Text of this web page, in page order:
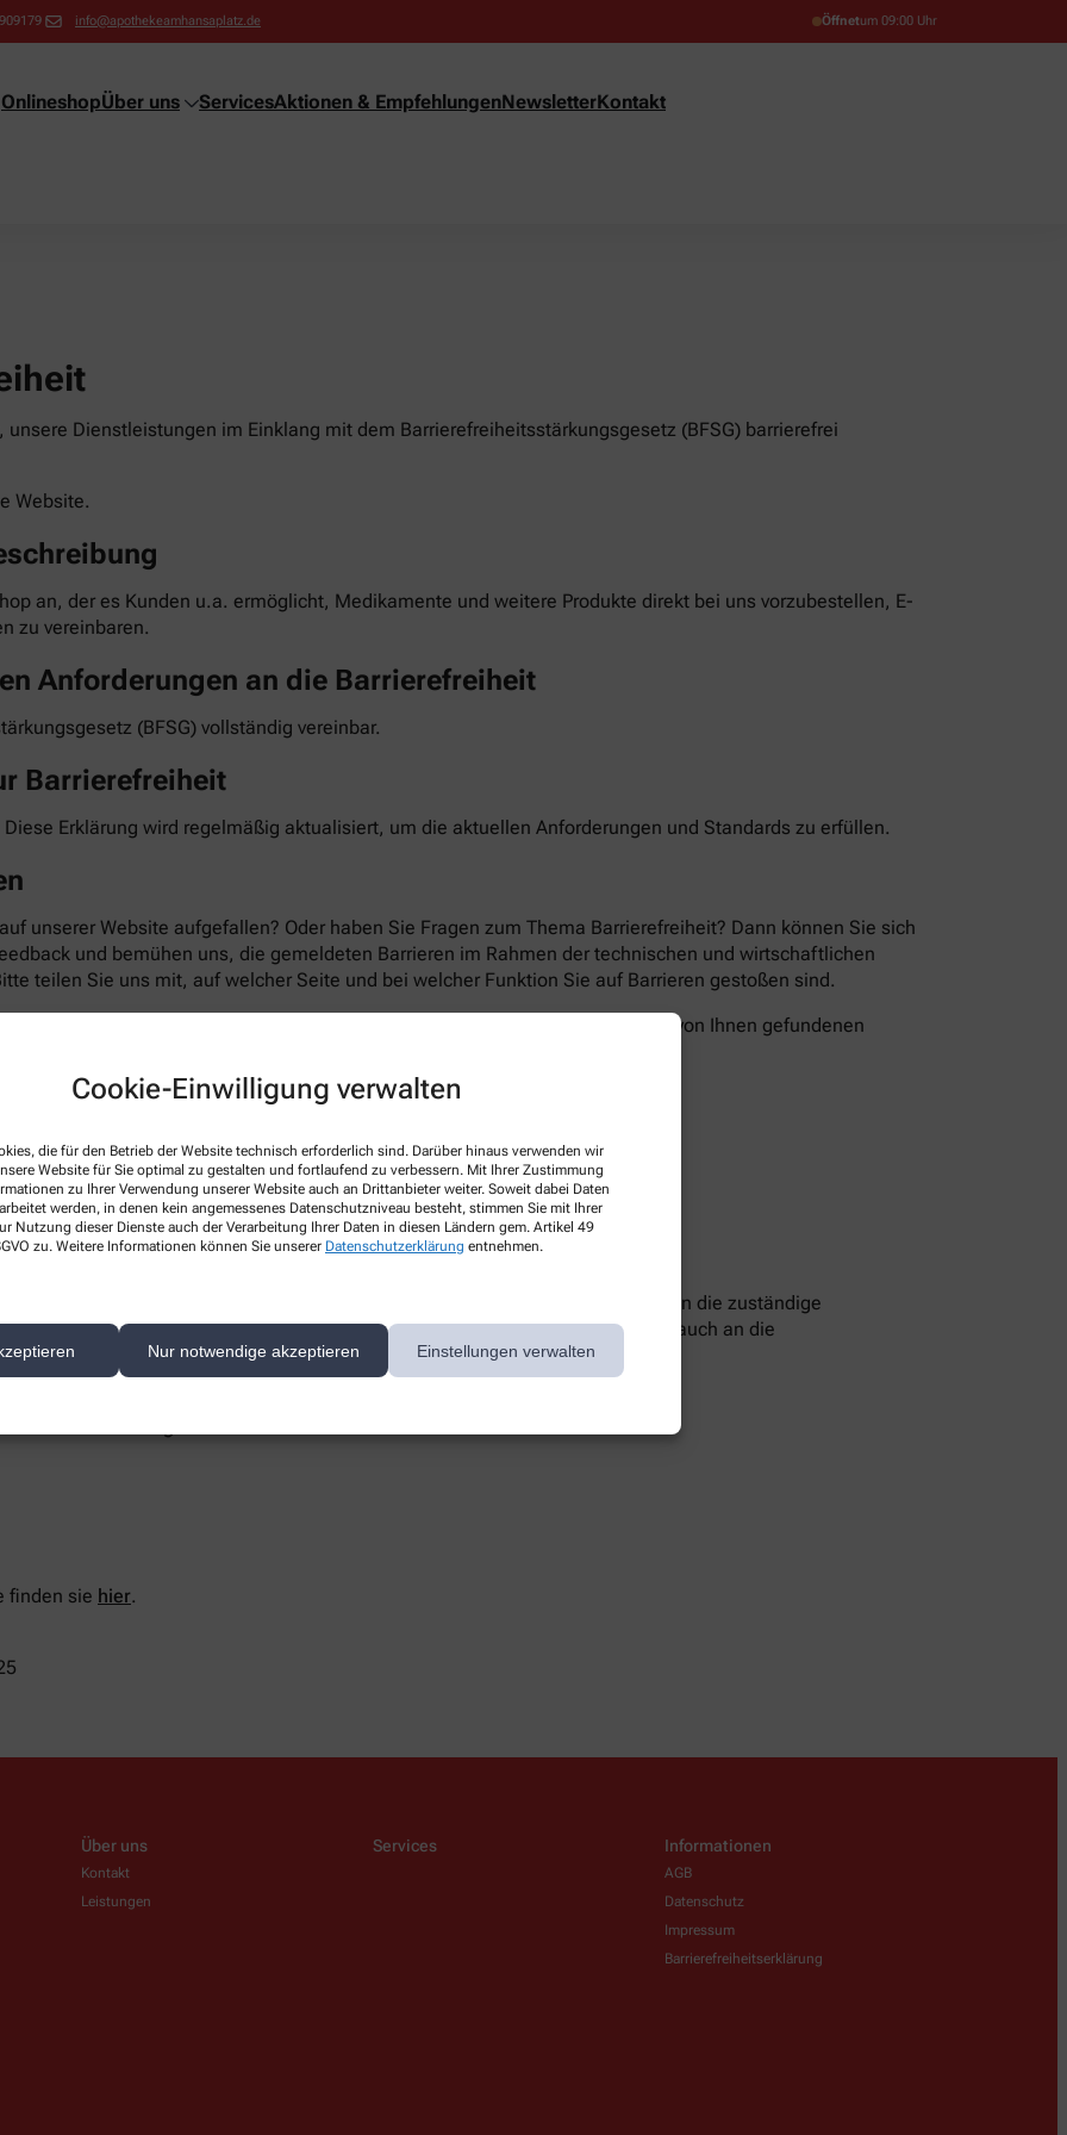
Cookie-Einwilligung verwalten
die für den Betrieb der Website technisch erforderlich sind. Darüber hinaus verwenden wir
Website für Sie optimal zu gestalten und fortlaufend zu verbessern. Mit Ihrer Zustimmung
zu Ihrer Verwendung unserer Website auch an Drittanbieter weiter. Soweit dabei Daten
werden, in denen kein angemessenes Datenschutzniveau besteht, stimmen Sie mit Ihrer
Nutzung dieser Dienste auch der Verarbeitung Ihrer Daten in diesen Ländern gem. Artikel 49
zu. Weitere Informationen können Sie unserer Datenschutzerklärung entnehmen.
Nur notwendige akzeptieren Einstellungen verwalten
info@apothekeamhansaplatz.de Öffnetum 09:00 Uhr
OnlineshopÜber uns ServicesAktionen & EmpfehlungenNewsletterKontakt
Dienstleistungen im Einklang mit dem Barrierefreiheitsstärkungsgesetz (BFSG) barrierefrei
Website.
an, der es Kunden u.a. ermöglicht, Medikamente und weitere Produkte direkt bei uns vorzubestellen, E-
zu vereinbaren.
Anforderungen an die Barrierefreiheit
(BFSG) vollständig vereinbar.
Barrierefreiheit
Erklärung wird regelmäßig aktualisiert, um die aktuellen Anforderungen und Standards zu erfüllen.
unserer Website aufgefallen? Oder haben Sie Fragen zum Thema Barrierefreiheit? Dann können Sie sich
und bemühen uns, die gemeldeten Barrieren im Rahmen der technischen und wirtschaftlichen
teilen Sie uns mit, auf welcher Seite und bei welcher Funktion Sie auf Barrieren gestoßen sind.
auf unserer Website. Sie können uns auch über folgende Wege die von Ihnen gefundenen
keine zufriedenstellenden Antworten erhalten, können Sie sich an die zuständige
unterstützt Sie dabei, ihre Rechte geltend zu machen. Sie können sich auch an die
die Barrierefreiheit von Produkten und Dienstleistungen
Gleichstellung Sachsen-Anhalt
finden sie hier.
Über uns
Kontakt
Leistungen
Services Informationen
AGB
Datenschutz
Impressum
Barrierefreiheitserklärung